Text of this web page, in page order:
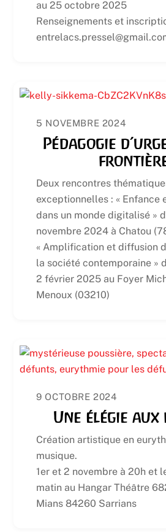
au 25 octobre 2025
Renseignements et
5 NOVEMBRE 2024
Pédagogie
Deux rencontres
exceptionnelles : « Enfance
dans un monde digitalisé »
novembre 2024 à Chatou
« Amplification et diffusion
la société contemporaine »
2 février 2025 au Foyer
Menoux (03210)
9 OCTOBRE 2024
Une élégie
Création artistique en
musique.
1er et 2 novembre à 20h et
matin au Hangar Théâtre
Mians 84260 Sarrians